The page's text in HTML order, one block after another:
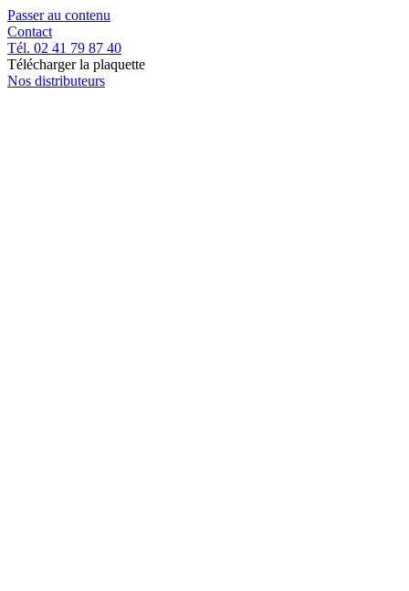
Passer au contenu
Contact
Tél. 02 41 79 87 40
Télécharger la plaquette
Nos distributeurs